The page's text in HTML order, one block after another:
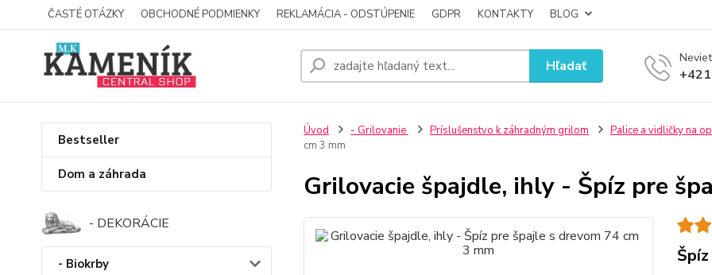
ČASTÉ OTÁZKY OBCHODNÉ PODMIENKY REKLAMÁCIA - ODSTÚPENIE GDPR KONTAKTY BLOG
Hľadať
Bestseller
Dom a záhrada
- DEKORÁCIE
- Biokrby
Úvod - Grilovanie Príslušenstvo k záhradným grilom
Palice a vidličky na
cm 3 mm
Grilovacie špajdle, ihly - Špíz pre